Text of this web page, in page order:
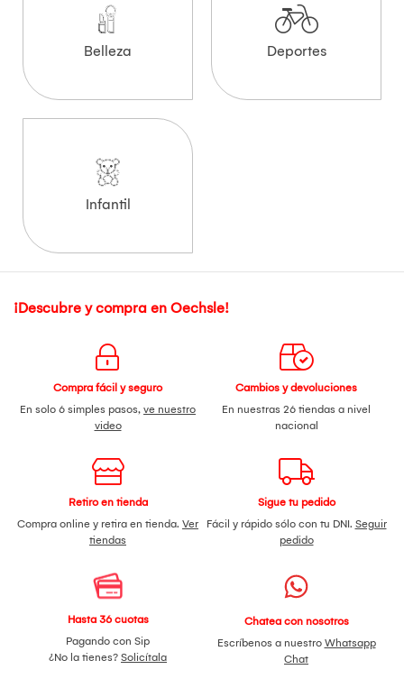
Belleza Deportes
Infantil
¡Descubre y compra en Oechsle!
Compra fácil y seguro
En solo 6 simples pasos, ve nuestro
video
Cambios y devoluciones
En nuestras 26 tiendas a nivel
nacional
Retiro en tienda
Compra online y retira en tienda. Ver
tiendas
Sigue tu pedido
Fácil y rápido sólo con tu DNI. Seguir
pedido
Hasta 36 cuotas
Pagando con Sip
¿No la tienes? Solicítala
Chatea con nosotros
Escríbenos a nuestro Whatsapp
Chat